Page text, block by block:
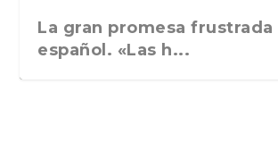
La gran promesa frustrada
español. «Las h...